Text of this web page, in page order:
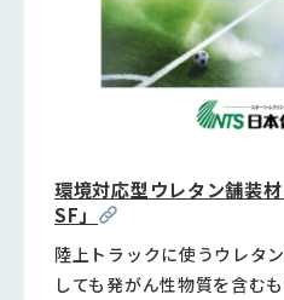
環境対応型ウレタン舗装
SF」
陸上トラックに使うウレタ
しても発がん性物質を含む